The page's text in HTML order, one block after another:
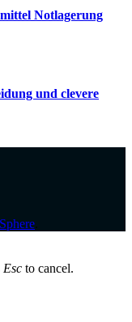
Notlagerung
und clevere
Esc to cancel.